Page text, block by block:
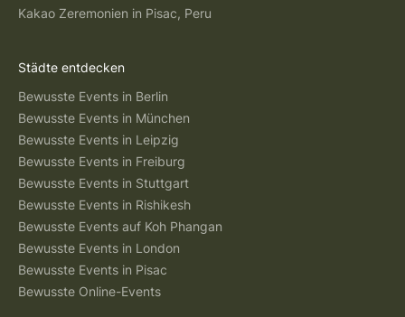
Kakao Zeremonien in Pisac, Peru
Städte entdecken
Bewusste Events in Berlin
Bewusste Events in München
Bewusste Events in Leipzig
Bewusste Events in Freiburg
Bewusste Events in Stuttgart
Bewusste Events in Rishikesh
Bewusste Events auf Koh Phangan
Bewusste Events in London
Bewusste Events in Pisac
Bewusste Online-Events